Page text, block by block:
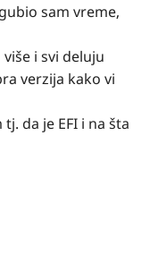
sam vreme,
i svi deluju
verzija kako vi
da je EFI i na šta